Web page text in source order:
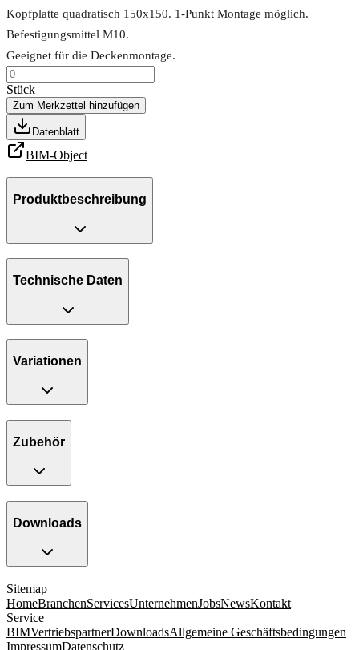
Kopfplatte quadratisch 150x150. 1-Punkt Montage möglich.
Befestigungsmittel M10.
Geeignet für die Deckenmontage.
Stück
Zum Merkzettel hinzufügen
Datenblatt
BIM-Object
Produktbeschreibung
Technische Daten
Variationen
Zubehör
Downloads
Sitemap
HomeBranchenServicesUnternehmenJobsNewsKontakt
Service
BIMVertriebspartnerDownloadsAllgemeine Geschäftsbedingungen
ImpressumDatenschutz